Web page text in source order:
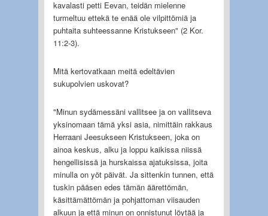
kavalasti petti Eevan, teidän mielenne
turmeltuu ettekä te enää ole vilpittömiä ja
puhtaita suhteessanne Kristukseen" (2 Kor.
11:2-3).
Mitä kertovatkaan meitä edeltävien
sukupolvien uskovat?
"Minun sydämessäni vallitsee ja on vallitseva
yksinomaan tämä yksi asia, nimittäin rakkaus
Herraani Jeesukseen Kristukseen, joka on
ainoa keskus, alku ja loppu kaikissa niissä
hengellisissä ja hurskaissa ajatuksissa, joita
minulla on yöt päivät. Ja sittenkin tunnen, että
tuskin pääsen edes tämän äärettömän,
käsittämättömän ja pohjattoman viisauden
alkuun ja että minun on onnistunut löytää ja